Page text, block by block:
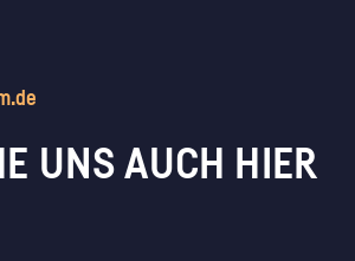
UNS AUCH HIER